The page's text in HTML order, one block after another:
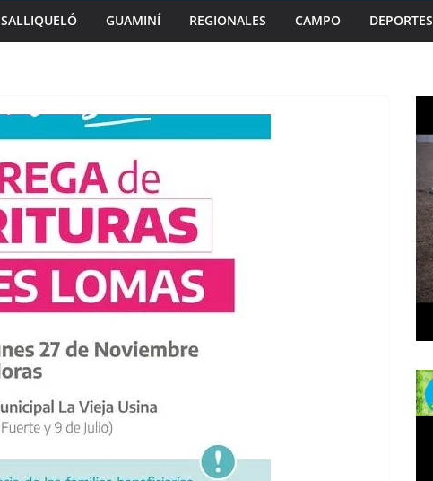
SALLIQUELÓ GUAMINÍ REGIONALES CAMPO DEPORTES